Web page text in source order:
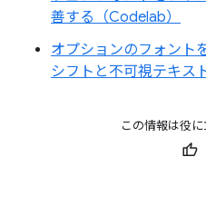
善する（Codelab）
オプションのフォント
シフトと不可視テキス
この情報は役